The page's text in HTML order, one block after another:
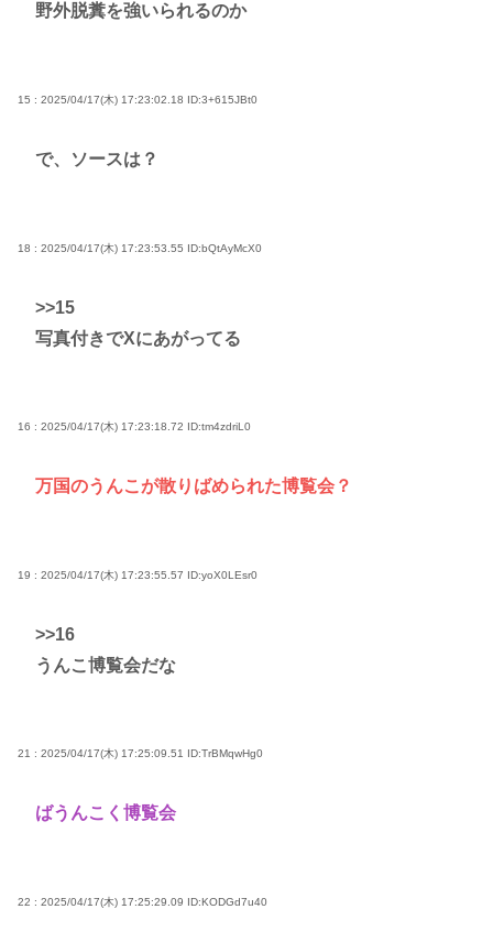
野外脱糞を強いられるのか
15 : 2025/04/17(木) 17:23:02.18 ID:3+615JBt0
で、ソースは？
18 : 2025/04/17(木) 17:23:53.55 ID:bQtAyMcX0
>>15
写真付きでXにあがってる
16 : 2025/04/17(木) 17:23:18.72 ID:tm4zdriL0
万国のうんこが散りばめられた博覧会？
19 : 2025/04/17(木) 17:23:55.57 ID:yoX0LEsr0
>>16
うんこ博覧会だな
21 : 2025/04/17(木) 17:25:09.51 ID:TrBMqwHg0
ばうんこく博覧会
22 : 2025/04/17(木) 17:25:29.09 ID:KODGd7u40